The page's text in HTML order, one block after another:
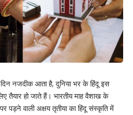
नजदीक आता है, दुनिया भर के हिंदू इस
तैयार हो जाते हैं। भारतीय माह वैशाख के
पड़ने वाली अक्षय तृतीया का हिंदू संस्कृति में